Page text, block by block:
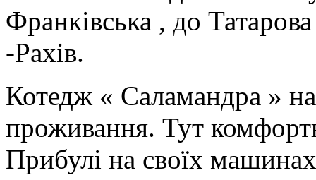
Франківська , до
-Рахів.
Котедж « Саламандра »
проживання. Тут
Прибулі на своїх